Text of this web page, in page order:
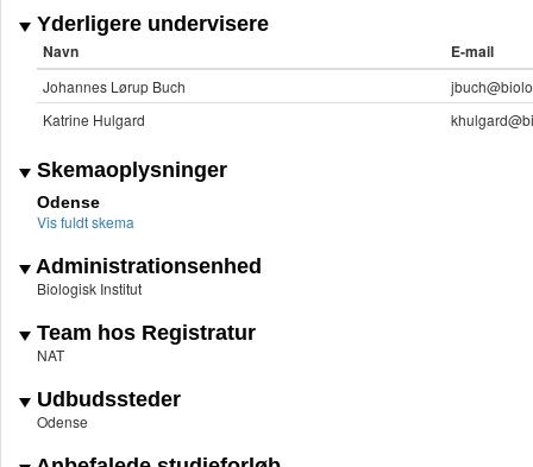
Yderligere undervisere
Navn E-mail
Johannes Lørup Buch
Katrine Hulgard
Skemaoplysninger
Odense
Vis fuldt skema
Administrationsenhed
Biologisk Institut
Team hos Registratur
NAT
Udbudssteder
Odense